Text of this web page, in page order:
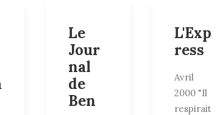
Le
Jour
nal
de
Ben
L'Exp
ress
Avril
2000 "Il
respirait